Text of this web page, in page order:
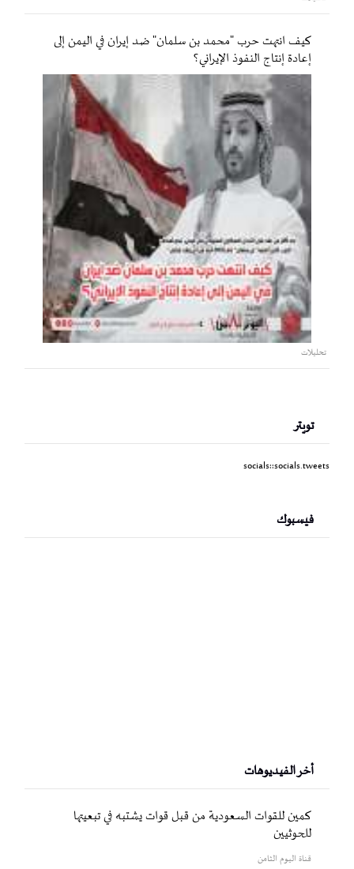
كيف انتهت حرب "محمد بن سلمان" ضد إيران في اليمن إلى
إعادة إنتاج النفوذ الإيراني؟
تحليلات
تويتر
socials::socials.tweets
فيسبوك
أخر الفيديوهات
كمين للقوات السعودية من قبل قوات يشتبه في تبعيتها
للحوثيين
قناة اليوم الثامن